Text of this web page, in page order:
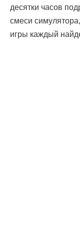
десятки часов
смеси
игры каждый